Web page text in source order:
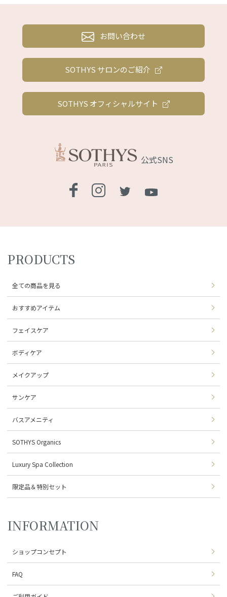
お問い合わせ
SOTHYS サロンのご紹介
SOTHYS オフィシャルサイト
公式SNS
PRODUCTS
全ての商品を見る
おすすめアイテム
フェイスケア
ボディケア
メイクアップ
サンケア
バスアメニティ
SOTHYS Organics
Luxury Spa Collection
限定品＆特別セット
INFORMATION
ショップコンセプト
FAQ